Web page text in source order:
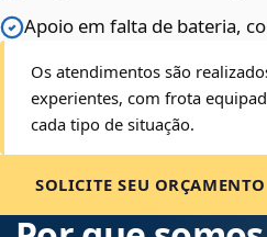
Apoio em falta de bateria,
Os atendimentos são
experientes, com frota
cada tipo de situação.
SOLICITE SEU ORÇAMENTO